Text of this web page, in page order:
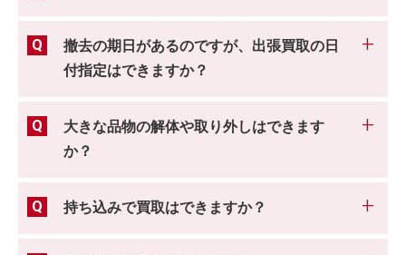
撤去の期日があるのですが、出張買取の日
付指定はできますか？
大きな品物の解体や取り外しはできます
か？
持ち込みで買取はできますか？